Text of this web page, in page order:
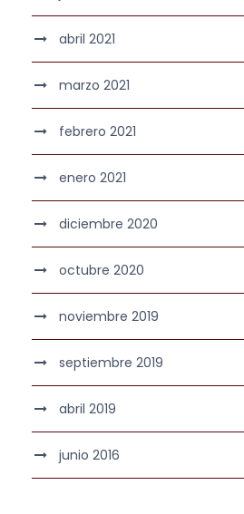
abril 2021
marzo 2021
febrero 2021
enero 2021
diciembre 2020
octubre 2020
noviembre 2019
septiembre 2019
abril 2019
junio 2016